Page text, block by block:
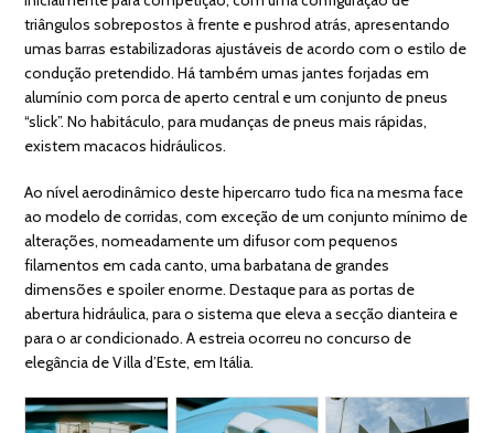
triângulos sobrepostos à frente e pushrod atrás, apresentando
umas barras estabilizadoras ajustáveis de acordo com o estilo de
condução pretendido. Há também umas jantes forjadas em
alumínio com porca de aperto central e um conjunto de pneus
“slick”. No habitáculo, para mudanças de pneus mais rápidas,
existem macacos hidráulicos.
Ao nível aerodinâmico deste hipercarro tudo fica na mesma face
ao modelo de corridas, com exceção de um conjunto mínimo de
alterações, nomeadamente um difusor com pequenos
filamentos em cada canto, uma barbatana de grandes
dimensões e spoiler enorme. Destaque para as portas de
abertura hidráulica, para o sistema que eleva a secção dianteira e
para o ar condicionado. A estreia ocorreu no concurso de
elegância de Villa d’Este, em Itália.